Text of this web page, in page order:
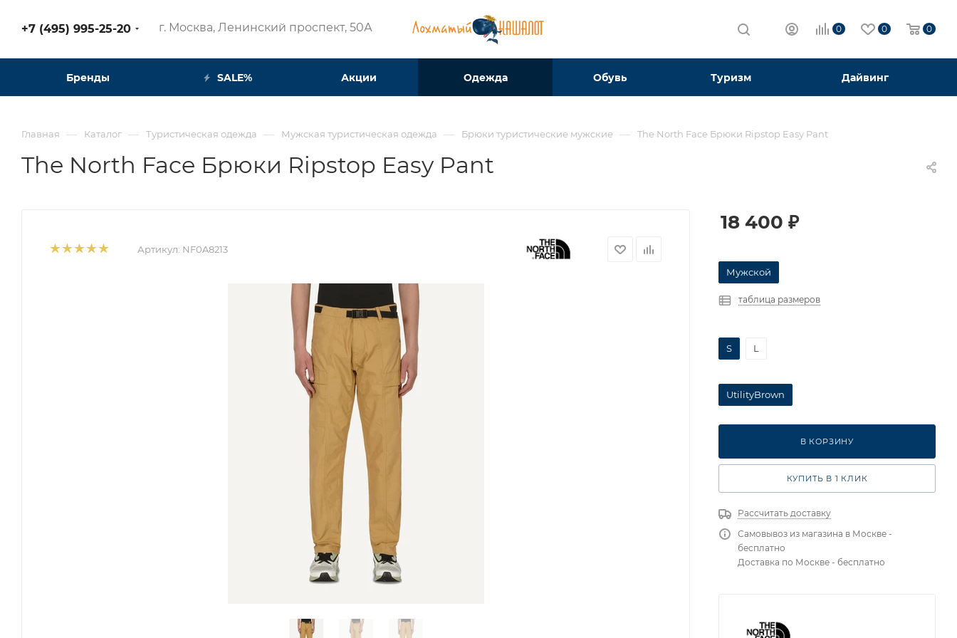
+7 (495) 995-25-20​ г. Москва, Ленинский проспект, 50А​ 0 0 0
Бренды SALE% Акции Одежда Обувь Туризм Дайвинг
Главная — Каталог — Туристическая одежда — Мужская туристическая одежда — Брюки туристические мужские — The North Face Брюки Ripstop Easy Pant
The North Face Брюки Ripstop Easy Pant
Артикул: NF0A8213
18 400 ₽
Мужской
таблица размеров
S L
UtilityBrown
В КОРЗИНУ
КУПИТЬ В 1 КЛИК
Рассчитать доставку
Самовывоз из магазина в Москве -
бесплатно
Доставка по Москве - бесплатно